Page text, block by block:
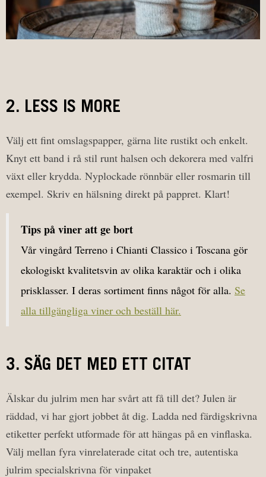
2. LESS IS MORE
Välj ett fint omslagspapper, gärna lite rustikt och enkelt.
Knyt ett band i rå stil runt halsen och dekorera med valfri
växt eller krydda. Nyplockade rönnbär eller rosmarin till
exempel. Skriv en hälsning direkt på pappret. Klart!
Tips på viner att ge bort
Vår vingård Terreno i Chianti Classico i Toscana gör
ekologiskt kvalitetsvin av olika karaktär och i olika
prisklasser. I deras sortiment finns något för alla. Se
alla tillgängliga viner och beställ här.
3. SÄG DET MED ETT CITAT
Älskar du julrim men har svårt att få till det? Julen är
räddad, vi har gjort jobbet åt dig. Ladda ned färdigskrivna
etiketter perfekt utformade för att hängas på en vinflaska.
Välj mellan fyra vinrelaterade citat och tre, autentiska
julrim specialskrivna för vinpaket